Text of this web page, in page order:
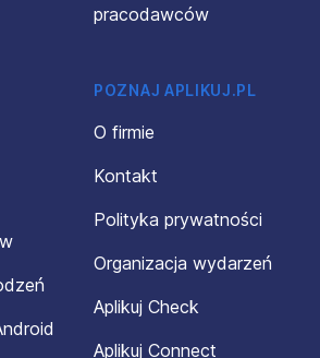
pracodawców
POZNAJ APLIKUJ.PL
O firmie
Kontakt
Polityka prywatności
Organizacja wydarzeń
Aplikuj Check
Aplikuj Connect